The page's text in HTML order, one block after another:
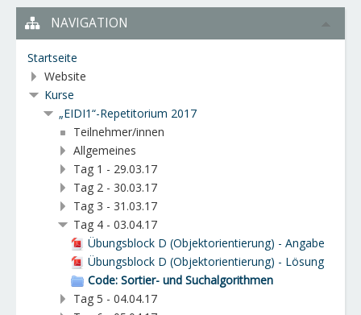
NAVIGATION
Startseite
Website
Kurse
„EIDI1“-Repetitorium 2017
Teilnehmer/innen
Allgemeines
Tag 1 - 29.03.17
Tag 2 - 30.03.17
Tag 3 - 31.03.17
Tag 4 - 03.04.17
Übungsblock D (Objektorientierung) - Angabe
Übungsblock D (Objektorientierung) - Lösung
Code: Sortier- und Suchalgorithmen
Tag 5 - 04.04.17